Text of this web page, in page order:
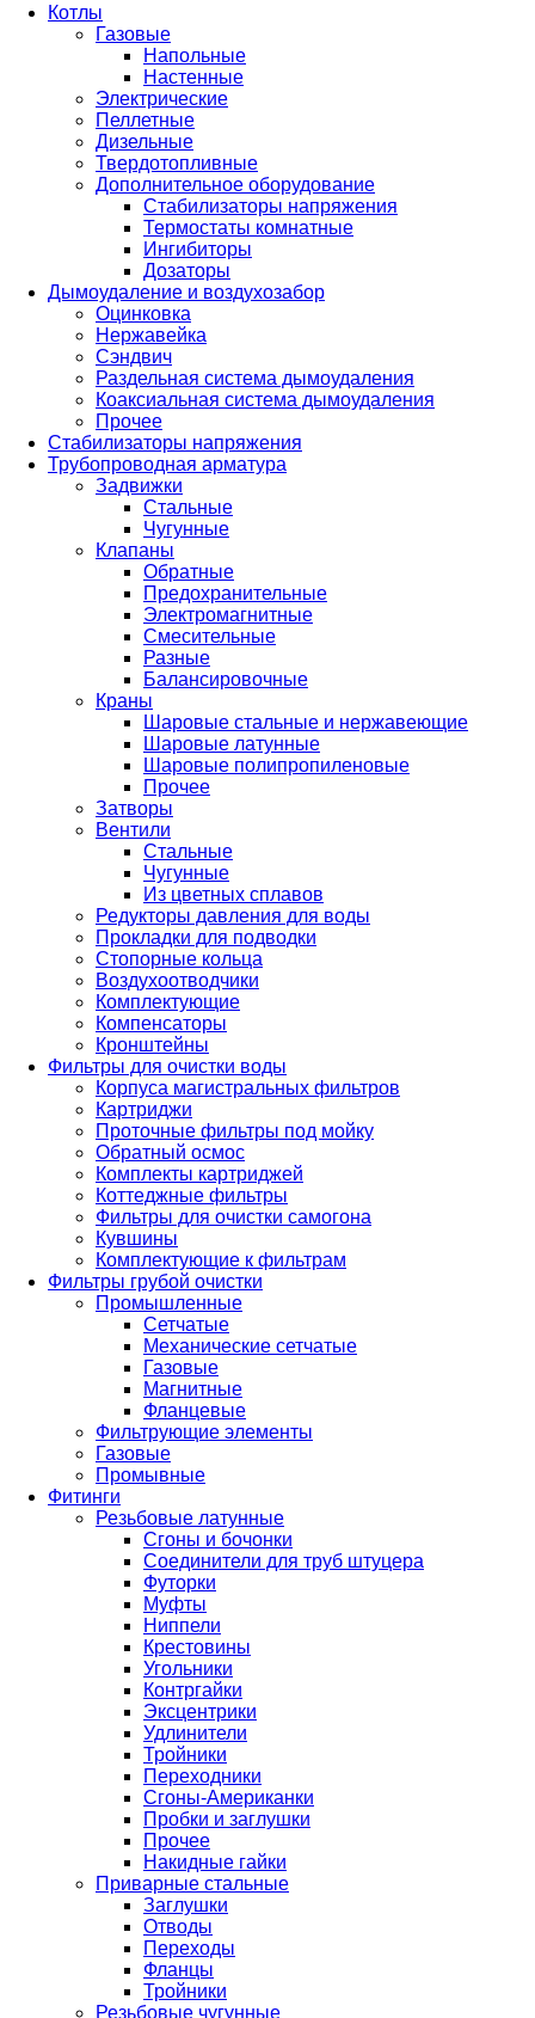
Котлы
Газовые
Напольные
Настенные
Электрические
Пеллетные
Дизельные
Твердотопливные
Дополнительное оборудование
Стабилизаторы напряжения
Термостаты комнатные
Ингибиторы
Дозаторы
Дымоудаление и воздухозабор
Оцинковка
Нержавейка
Сэндвич
Раздельная система дымоудаления
Коаксиальная система дымоудаления
Прочее
Стабилизаторы напряжения
Трубопроводная арматура
Задвижки
Стальные
Чугунные
Клапаны
Обратные
Предохранительные
Электромагнитные
Смесительные
Разные
Балансировочные
Краны
Шаровые стальные и нержавеющие
Шаровые латунные
Шаровые полипропиленовые
Прочее
Затворы
Вентили
Стальные
Чугунные
Из цветных сплавов
Редукторы давления для воды
Прокладки для подводки
Стопорные кольца
Воздухоотводчики
Комплектующие
Компенсаторы
Кронштейны
Фильтры для очистки воды
Корпуса магистральных фильтров
Картриджи
Проточные фильтры под мойку
Обратный осмос
Комплекты картриджей
Коттеджные фильтры
Фильтры для очистки самогона
Кувшины
Комплектующие к фильтрам
Фильтры грубой очистки
Промышленные
Сетчатые
Механические сетчатые
Газовые
Магнитные
Фланцевые
Фильтрующие элементы
Газовые
Промывные
Фитинги
Резьбовые латунные
Сгоны и бочонки
Соединители для труб штуцера
Футорки
Муфты
Ниппели
Крестовины
Угольники
Контргайки
Эксцентрики
Удлинители
Тройники
Переходники
Сгоны-Американки
Пробки и заглушки
Прочее
Накидные гайки
Приварные стальные
Заглушки
Отводы
Переходы
Фланцы
Тройники
Резьбовые чугунные